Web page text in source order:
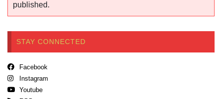
published.
STAY CONNECTED
Facebook
Instagram
Youtube